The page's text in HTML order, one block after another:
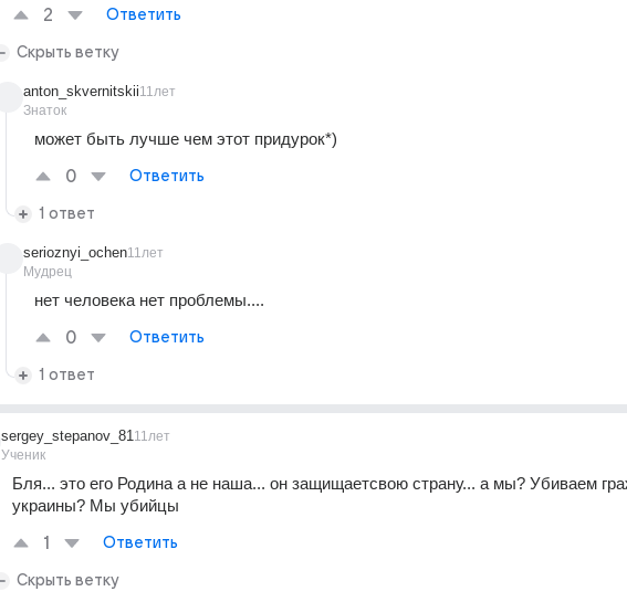
2 Ответить
Скрыть ветку
anton_skvernitskii
Знаток
11лет
может быть лучше чем этот придурок*)
0 Ответить
1 ответ
serioznyi_ochen
Мудрец
11лет
нет человека нет проблемы....
0 Ответить
1 ответ
sergey_stepanov_81
Ученик
11лет
Бля... это его Родина а не наша... он защищаетсвою страну... а мы? Убиваем
украины? Мы убийцы
1 Ответить
Скрыть ветку